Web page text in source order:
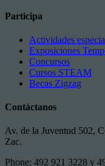
Participa
Actividades
Exposiciones
Concursos
Cursos STEAM
Becas Zigzag
Contáctanos
Av. de la Juventud 502,
Zac.
Phone: 492 921 3228 y